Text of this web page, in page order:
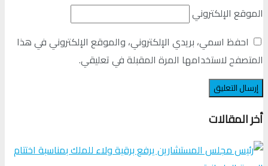
الموقع الإلكتروني
احفظ اسمي، بريدي الإلكتروني، والموقع الإلكتروني في هذا
المتصفح لاستخدامها المرة المقبلة في تعليقي.
أخر المقالات